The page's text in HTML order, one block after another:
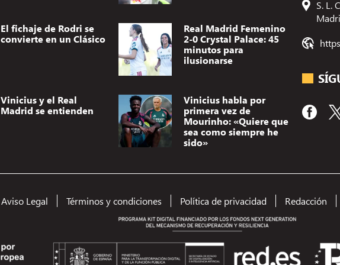
Utilizamos
(no)
como el
El fichaje de Rodri se
convierte en un Clásico
Real Madrid Femenino
2-0 Crystal Palace: 45
minutos para
ilusionarse
Vinicius y el Real
Madrid se entienden
Vinicius habla por
primera vez de
Mourinho: «Quiere que
sea como siempre he
sido»
S. L.
Aviso Legal Términos y condiciones Política de privacidad Redacción